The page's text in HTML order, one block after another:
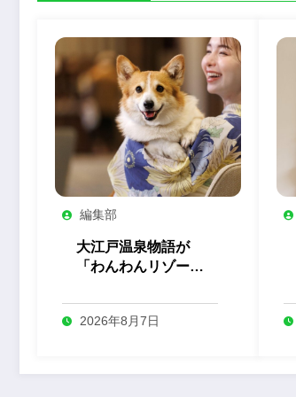
編集部
大江戸温泉物語が
「わんわんリゾー
ドッグランをリニュ
ーアル
2026年8月7日